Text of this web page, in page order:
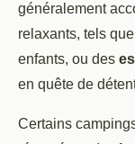
généralement
relaxants, tels
enfants, ou des
en quête de
Certains